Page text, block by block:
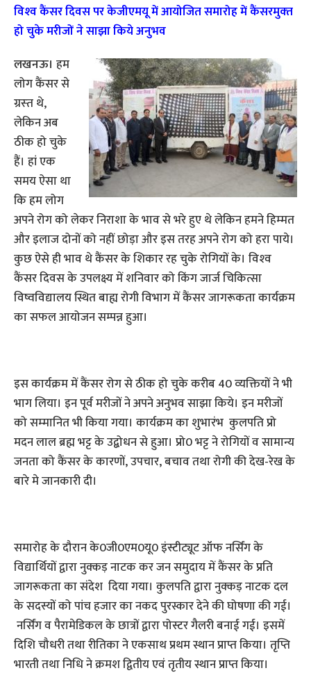
विश्‍व कैंसर दिवस पर केजीएमयू में आयोजित समारोह में कैंसरमुक्‍त
हो चुके मरीजों ने साझा किये अनुभव
लखनऊ। हम
लोग कैंसर से
ग्रस्‍त थे,
लेकिन अब
ठी‍क हो चुके
हैं। हां एक
समय ऐसा था
कि हम लोग
अपने रोग को लेकर निराशा के भाव से भरे हुए थे लेकिन हमने हिम्‍मत
और इलाज दोनों को नहीं छोड़ा और इस तरह अपने रोग को हरा पाये।
कुछ ऐसे ही भाव थे कैंसर के शिकार रह चुके रोगियों के। विश्‍व
कैंसर दिवस के उपलक्ष्य में शनिवार को किंग जार्ज चिकित्सा
विष्वविद्यालय स्थित बाह्य रोगी विभाग में कैंसर जागरूकता कार्यक्रम
का सफल आयोजन सम्पन्न हुआ।
इस कार्यक्रम में कैंसर रोग से ठीक हो चुके करीब 40 व्‍यक्तियों ने भी
भाग लिया। इन पूर्व मरीजों ने अपने अनुभव साझा किये। इन मरीजों
को सम्‍मानित भी किया गया। कार्यक्रम का शुभारंभ कुलपति प्रो
मदन लाल ब्रह्म भट्ट के उद्बोधन से हुआ। प्रो0 भट्ट ने रोगियों व सामान्य
जनता को कैंसर के कारणों, उपचार, बचाव तथा रोगी की देख-रेख के
बारे मे जानकारी दी।
समारोह के दौरान के0जी0एम0यू0 इंस्टीट्यूट ऑफ नर्सिंग के
विद्यार्थियों द्वारा नुक्कड़ नाटक कर जन समुदाय में कैंसर के प्रति
जागरूकता का संदेश दिया गया। कुलपति द्वारा नुक्कड़ नाटक दल
के सदस्यों को पांच हजार का नकद पुरस्कार देने की घोषणा की गई।
नर्सिंग व पैरामेडिकल के छात्रों द्वारा पोस्टर गैलरी बनाई गई। इसमें
दिशि चौधरी तथा रीतिका ने एकसाथ प्रथम स्थान प्राप्त किया। तृप्ति
भारती तथा निधि ने क्रमश द्वितीय एवं तृतीय स्थान प्राप्त किया।